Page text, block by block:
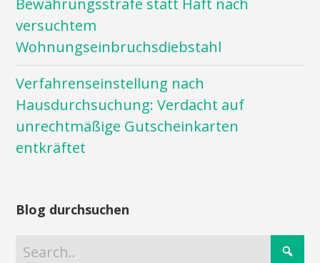
Bewährungsstrafe statt Haft nach
versuchtem
Wohnungseinbruchsdiebstahl
Verfahrenseinstellung nach
Hausdurchsuchung: Verdacht auf
unrechtmäßige Gutscheinkarten
entkräftet
Blog durchsuchen